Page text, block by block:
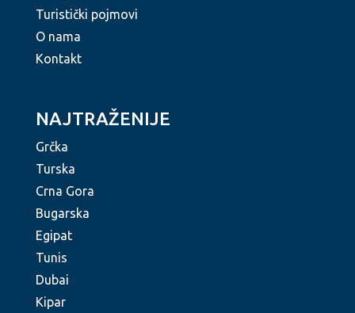
Turistički pojmovi
O nama
Kontakt
NAJTRAŽENIJE
Grčka
Turska
Crna Gora
Bugarska
Egipat
Tunis
Dubai
Kipar